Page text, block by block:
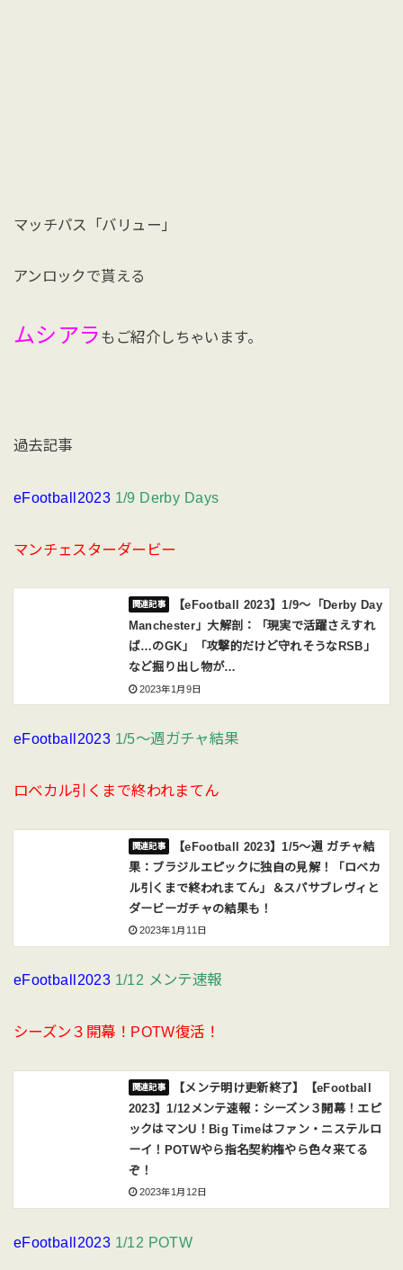
マッチパス「バリュー」
アンロックで貰える
ムシアラ もご紹介しちゃいます。
過去記事
eFootball2023 1/9 Derby Days
マンチェスターダービー
【eFootball 2023】1/9〜「Derby Day
Manchester」大解剖：「現実で活躍さえすれ
ば…のGK」「攻撃的だけど守れそうなRSB」
など掘り出し物が…
2023年1月9日
eFootball2023 1/5〜週ガチャ結果
ロベカル引くまで終われまてん
【eFootball 2023】1/5〜週 ガチャ結
果：ブラジルエピックに独自の見解！「ロベカ
ル引くまで終われまてん」＆スパサブレヴィと
ダービーガチャの結果も！
2023年1月11日
eFootball2023 1/12 メンテ速報
シーズン３開幕！POTW復活！
【メンテ明け更新終了】【eFootball
2023】1/12メンテ速報：シーズン３開幕！エピ
ックはマンU！Big Timeはファン・ニステルロ
ーイ！POTWやら指名契約権やら色々来てる
ぞ！
2023年1月12日
eFootball2023 1/12 POTW